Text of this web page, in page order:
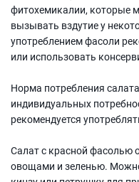
фитохемикалии, которые
вызывать вздутие у
употреблением фасоли
или использовать
Норма потребления
индивидуальных
рекомендуется
Салат с красной фасолью
овощами и зеленью.